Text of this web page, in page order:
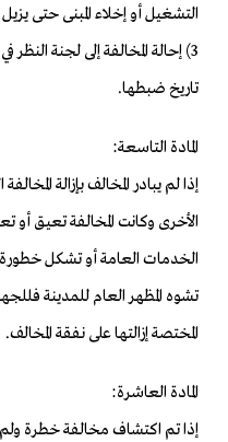
التشغيل أو إخلاء المبنى حتى
3) إحالة المخالفة إلى لجنة
تاريخ ضبطها.
المادة التاسعة:
إذا لم يبادر المخالف بإزالة
الأخرى وكانت المخالفة تعيق أو
الخدمات العامة أو تشكل خطورة
تشوه المظهر العام للمدينة
المختصة إزالتها على نفقة المخالف.
المادة العاشرة:
إذا تم اكتشاف مخالفة خطرة ولم